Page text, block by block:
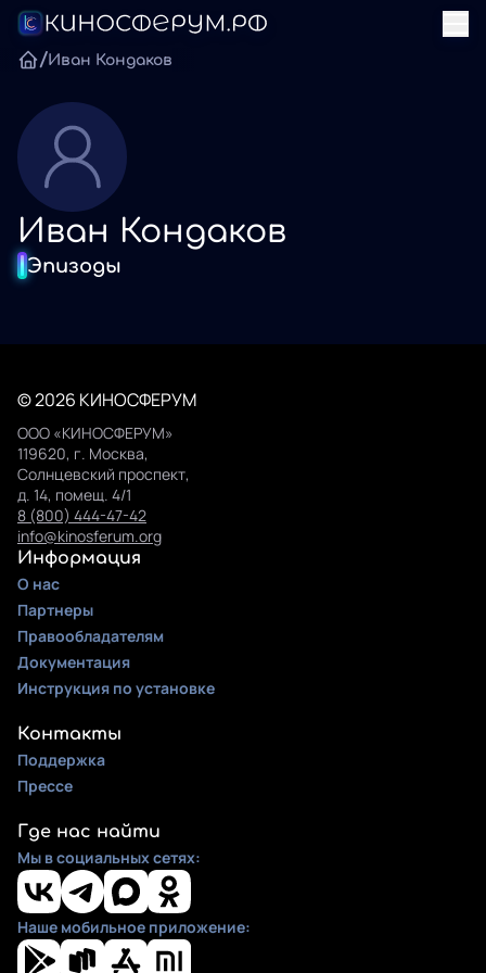
/Иван Кондаков
Иван Кондаков
Эпизоды
© 2026 КИНОСФЕРУМ
ООО «КИНОСФЕРУМ»
119620, г. Москва,
Солнцевский проспект,
д. 14, помещ. 4/1
8 (800) 444-47-42
info@kinosferum.org
Информация
О нас
Партнеры
Правообладателям
Документация
Инструкция по установке
Контакты
Поддержка
Прессе
Где нас найти
Мы в социальных сетях:
Наше мобильное приложение: